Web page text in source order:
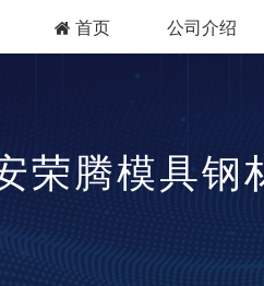
 首页 公司介绍
荣腾模具钢